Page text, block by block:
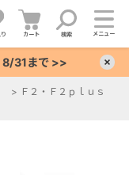
カート 検索 メニュー
8/31まで >>
> Ｆ２・Ｆ２ｐｌｕｓ